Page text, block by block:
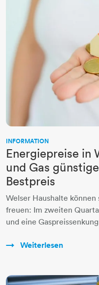
INFORMATION
Energiepreise in
und Gas
Bestpreis
Welser Haushalte
freuen: Im zweiten
und eine
Weiterlesen